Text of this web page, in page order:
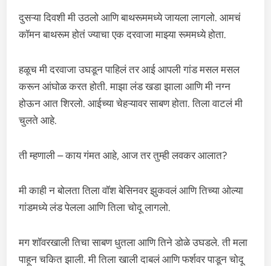
दुसऱ्या दिवशी मी उठलो आणि बाथरूममध्ये जायला लागलो. आमचं
कॉमन बाथरूम होतं ज्याचा एक दरवाजा माझ्या रूममध्ये होता.
हळूच मी दरवाजा उघडून पाहिलं तर आई आपली गांड मसल मसल
करून आंघोळ करत होती. माझा लंड खडा झाला आणि मी नग्न
होऊन आत शिरलो. आईच्या चेहऱ्यावर साबण होता. तिला वाटलं मी
चुलते आहे.
ती म्हणाली – काय गंमत आहे, आज तर तुम्ही लवकर आलात?
मी काही न बोलता तिला वॉश बेसिनवर झुकवलं आणि तिच्या ओल्या
गांडमध्ये लंड पेलला आणि तिला चोदू लागलो.
मग शॉवरखाली तिचा साबण धुतला आणि तिने डोळे उघडले. ती मला
पाहून चकित झाली. मी तिला खाली दाबलं आणि फर्शवर पाडून चोदू